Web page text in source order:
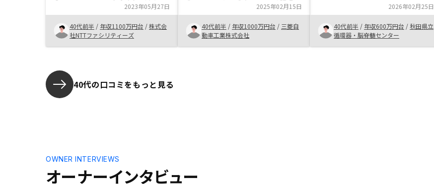
追加で1件の購入となりましたが、
出来ればもう1件来年頃に購入出来
ればなと考えています 確定申告の
時期ですが、サポートも充実してい
てとても良いです
2023年05月27日
40代前半 / 年収1100万円台 /株式会
社NTTファシリティーズ
いてみようと思ってオンライン説明
会に応募しました。話を聞いてみる
とリスクも許容範囲であり、やらな
い理由は無いなと感じました。た
だ、金額も大きいので他社も見てか
2025年02月15日
40代前半 / 年収1000万円台 / 三菱自
動車工業株式会社
初心者の私にも分かるように不動産
投資の利点、リスク含めて細かに説
明していただいたおかげでスムーズ
に取引ができました。
2026年02月25日
40代前半 / 年収600万円台 / 秋田県立
循環器・脳脊髄センター
40代の口コミをもっと見る
オーナーインタビュー
OWNER INTERVIEWS